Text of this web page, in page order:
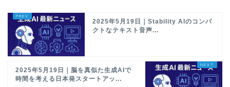
2025年5月19日｜Stability AIのコンパ
クトなテキスト音声...
2025年5月19日｜脳を真似た生成AIで
時間を考える日本発スタートアッ...